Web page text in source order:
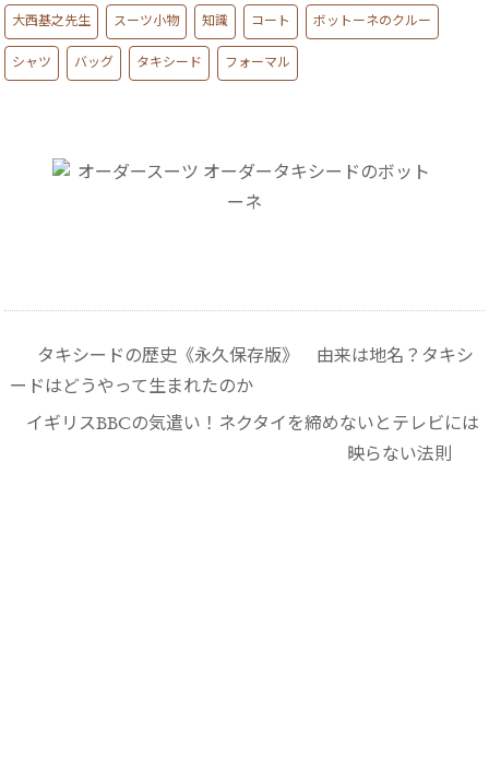
大西基之先生 スーツ小物 知識 コート ボットーネのクルー
シャツ バッグ タキシード フォーマル
タキシードの歴史《永久保存版》 由来は地名？タキシ
ードはどうやって生まれたのか
イギリスBBCの気遣い！ネクタイを締めないとテレビには
映らない法則